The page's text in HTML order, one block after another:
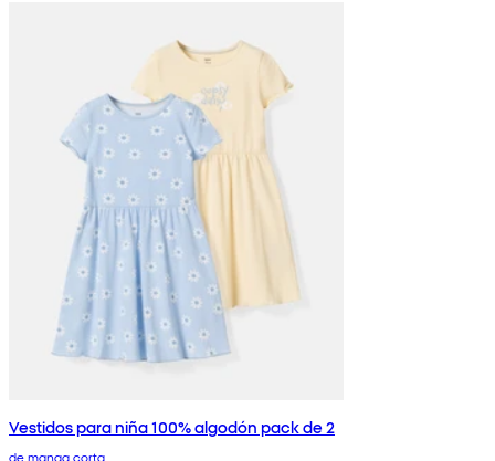
Vestidos para niña 100% algodón pack de 2
de manga corta